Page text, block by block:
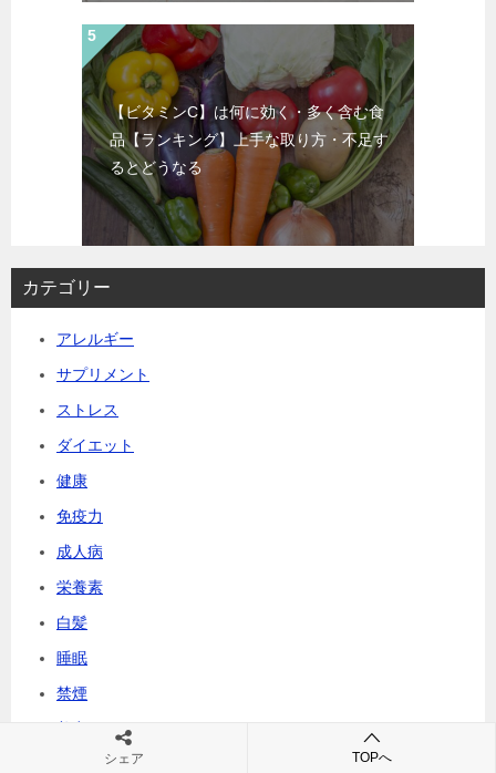
【ビタミンC】は何に効く・多く含む食
品【ランキング】上手な取り方・不足す
るとどうなる
カテゴリー
アレルギー
サプリメント
ストレス
ダイエット
健康
免疫力
成人病
栄養素
白髪
睡眠
禁煙
美容
シェア TOPへ